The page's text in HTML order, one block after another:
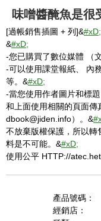
味噌醬醃魚是很
[過帳銷售插圖 + 列]&#xD;
&#xD;
-您已購買了數位媒體 （
-可以使用課堂報紙、 內
等。&#xD;
-當您使用作者圖片和標
和上面使用相關的頁面
dbook@jiden.info）。&
不放棄版權保護，所以轉
料是不可能。&#xD;
使用公平 HTTP://
產品號碼：
經銷店：